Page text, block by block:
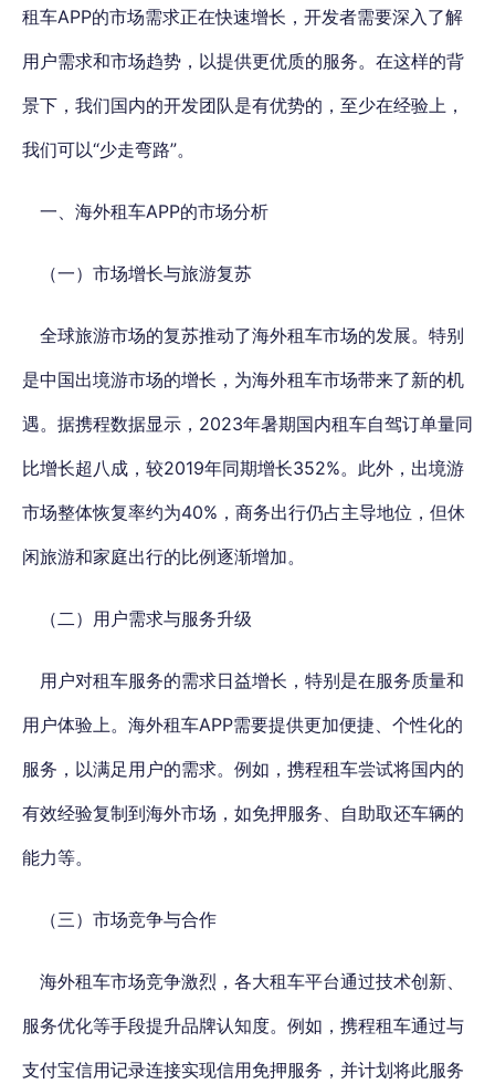
租车APP的市场需求正在快速增长，开发者需要深入了解
用户需求和市场趋势，以提供更优质的服务。在这样的背
景下， 我们国内的开发团队是有优势的，至少在经验上，
我们可以“少走弯路”。
一、海外租车APP的市场分析
（一）市场增长与旅游复苏
全球旅游市场的复苏推动了海外租车市场的发展。特别
是中国出境游市场的增长，为海外租车市场带来了新的机
遇。据携程数据显示，2023年暑期国内租车自驾订单量同
比增长超八成，较2019年同期增长352%。此外，出境游
市场整体恢复率约为40%，商务出行仍占主导地位，但休
闲旅游和家庭出行的比例逐渐增加。
（二）用户需求与服务升级
用户对租车服务的需求日益增长，特别是在服务质量和
用户体验上。海外租车APP需要提供更加便捷、个性化的
服务，以满足用户的需求。例如，携程租车尝试将国内的
有效经验复制到海外市场，如免押服务、自助取还车辆的
能力等。
（三）市场竞争与合作
海外租车市场竞争激烈，各大租车平台通过技术创新、
服务优化等手段提升品牌认知度。例如，携程租车通过与
支付宝信用记录连接实现信用免押服务，并计划将此服务